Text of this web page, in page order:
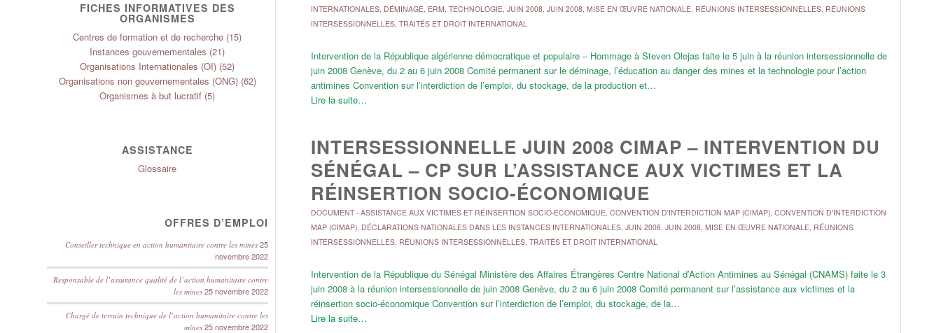
INTERNATIONALES, DÉMINAGE, ERM, TECHNOLOGIE, JUIN 2008, JUIN 2008, MISE EN ŒUVRE NATIONALE, RÉUNIONS INTERSESSIONNELLES, RÉUNIONS
INTERSESSIONNELLES, TRAITÉS ET DROIT INTERNATIONAL
Intervention de la République algérienne démocratique et populaire – Hommage à Steven Olejas faite le 5 juin à la réunion intersessionnelle de
juin 2008 Genève, du 2 au 6 juin 2008 Comité permanent sur le déminage, l’éducation au danger des mines et la technologie pour l’action
antimines Convention sur l’interdiction de l’emploi, du stockage, de la production et…
Lire la suite…
INTERSESSIONNELLE JUIN 2008 CIMAP – INTERVENTION DU
SÉNÉGAL – CP SUR L’ASSISTANCE AUX VICTIMES ET LA
RÉINSERTION SOCIO-ÉCONOMIQUE
DOCUMENT- ASSISTANCE AUX VICTIMES ET RÉINSERTION SOCIO-ECONOMIQUE, CONVENTION D'INTERDICTION MAP (CIMAP), CONVENTION D'INTERDICTION
MAP (CIMAP), DÉCLARATIONS NATIONALES DANS LES INSTANCES INTERNATIONALES, JUIN 2008, JUIN 2008, MISE EN ŒUVRE NATIONALE, RÉUNIONS
INTERSESSIONNELLES, RÉUNIONS INTERSESSIONNELLES, TRAITÉS ET DROIT INTERNATIONAL
Intervention de la République du Sénégal Ministère des Affaires Étrangères Centre National d’Action Antimines au Sénégal (CNAMS) faite le 3
juin 2008 à la réunion intersessionnelle de juin 2008 Genève, du 2 au 6 juin 2008 Comité permanent sur l’assistance aux victimes et la
réinsertion socio-économique Convention sur l’interdiction de l’emploi, du stockage, de la…
Lire la suite…
FICHES INFORMATIVES DES
ORGANISMES
Centres de formation et de recherche (15)
Instances gouvernementales (21)
Organisations Internationales (OI) (52)
Organisations non gouvernementales (ONG)(62)
Organismes à but lucratif (5)
ASSISTANCE
Glossaire
OFFRES D’EMPLOI
Conseiller technique en action humanitaire contre les mines 25
novembre 2022
Responsable de l’assurance qualité de l’action humanitaire contre
les mines 25 novembre 2022
Chargé de terrain technique de l’action humanitaire contre les
mines 25 novembre 2022